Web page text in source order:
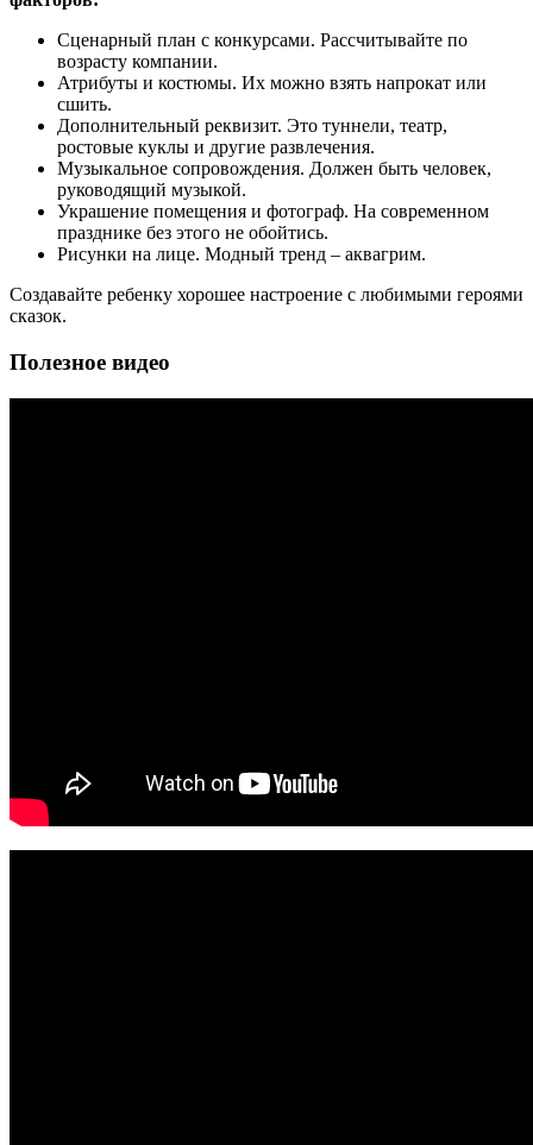
Сценарный план с конкурсами. Рассчитывайте по
возрасту компании.
Атрибуты и костюмы. Их можно взять напрокат или
сшить.
Дополнительный реквизит. Это туннели, театр,
ростовые куклы и другие развлечения.
Музыкальное сопровождения. Должен быть человек,
руководящий музыкой.
Украшение помещения и фотограф. На современном
празднике без этого не обойтись.
Рисунки на лице. Модный тренд – аквагрим.
Создавайте ребенку хорошее настроение с любимыми героями
сказок.
Полезное видео